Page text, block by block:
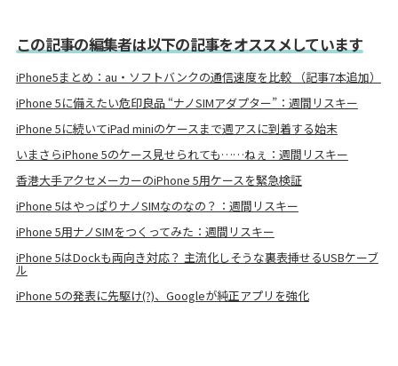
この記事の編集者は以下の記事をオススメしています
iPhone5まとめ：au・ソフトバンクの通信速度を比較 （記事7本追加）
iPhone 5に備えたい危印良品 “ナノSIMアダプター”：週間リスキー
iPhone 5に続いてiPad miniのケースまで週アスに到着する始末
いまさらiPhone 5のケース見せられても……ねぇ：週間リスキー
香港大手アクセメーカーのiPhone 5用ケースを緊急検証
iPhone 5はやっぱりナノSIMなのなの？：週間リスキー
iPhone 5用ナノSIMをつくってみた：週間リスキー
iPhone 5はDockも両向き対応？ 主流化しそうな裏表挿せるUSBケーブ
ル
iPhone 5の発表に先駆け(?)、Googleが純正アプリを強化